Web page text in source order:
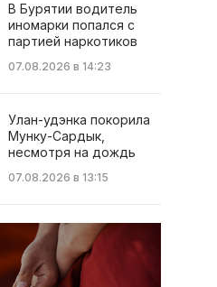
В Бурятии водитель
иномарки попался с
партией наркотиков
07.08.2026 в 14:23
Улан-удэнка покорила
Мунку-Сардык,
несмотря на дождь
07.08.2026 в 13:15